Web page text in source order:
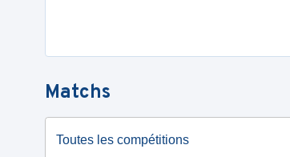
Matchs
Toutes les compétitions